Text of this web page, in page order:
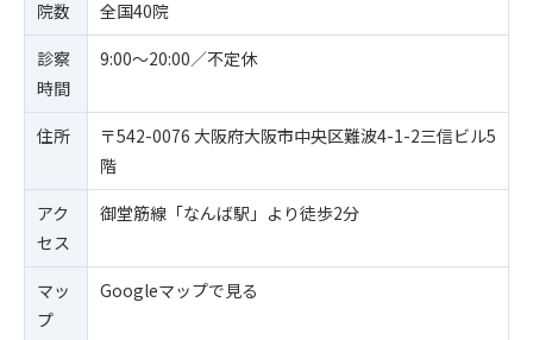
院数
全国40院
診察
時間
9:00〜20:00／不定休
住所
〒542-0076 大阪府大阪市中央区難波4-1-2三信ビル5
階
アク
セス
御堂筋線「なんば駅」より徒歩2分
マッ
プ
Googleマップで見る